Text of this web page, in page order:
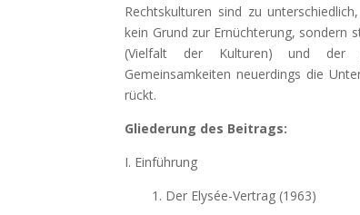
Rechtskulturen sind zu
kein Grund zur Ernüchterung, sondern
(Vielfalt der Kulturen) und der
Gemeinsamkeiten neuerdings die
rückt.
Gliederung des Beitrags:
I. Einführung
1. Der Elysée-Vertrag (1963)